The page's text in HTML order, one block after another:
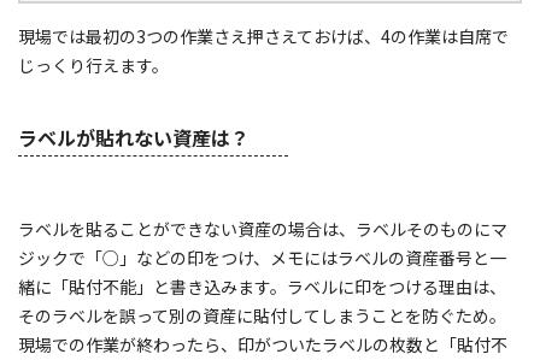
現場では最初の3つの作業さえ押さえておけば、4の作業は自席で
じっくり行えます。
ラベルが貼れない資産は？
ラベルを貼ることができない資産の場合は、ラベルそのものにマ
ジックで「○」などの印をつけ、メモにはラベルの資産番号と一
緒に「貼付不能」と書き込みます。ラベルに印をつける理由は、
そのラベルを誤って別の資産に貼付してしまうことを防ぐため。
現場での作業が終わったら、印がついたラベルの枚数と「貼付不